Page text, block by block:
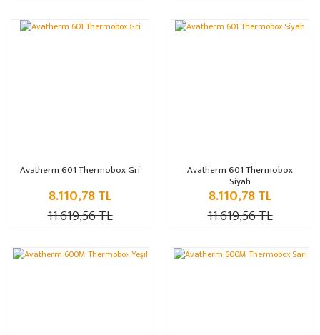
%30
Avatherm 601 Thermobox Gri
8.110,78 TL
11.619,56 TL
%30
Avatherm 601 Thermobox
Siyah
8.110,78 TL
11.619,56 TL
%30 %30